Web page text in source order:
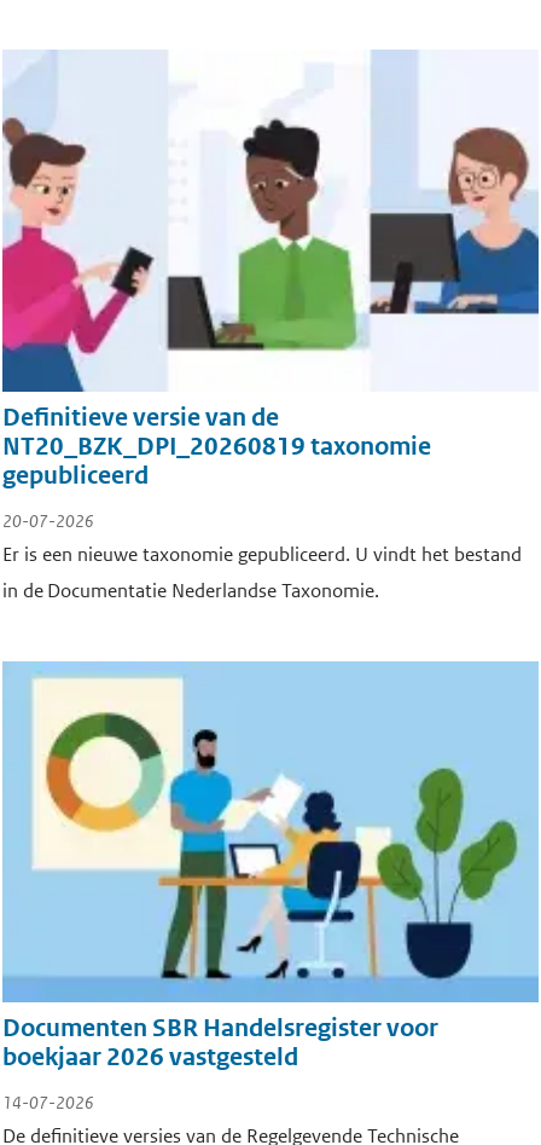
Definitieve versie van de
NT20_BZK_DPI_20260819 taxonomie
gepubliceerd
20-07-2026
Er is een nieuwe taxonomie gepubliceerd. U vindt het bestand
in de Documentatie Nederlandse Taxonomie.
Documenten SBR Handelsregister voor
boekjaar 2026 vastgesteld
14-07-2026
De definitieve versies van de Regelgevende Technische